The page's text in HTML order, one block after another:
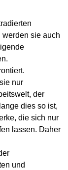
sie auch
nur
der
dies so ist,
die sich nur
lassen. Daher
und